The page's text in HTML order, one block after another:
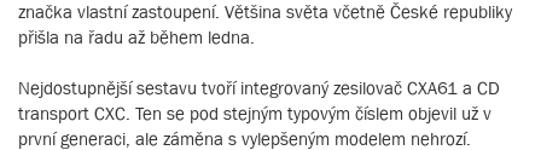
značka vlastní zastoupení. Většina světa včetně České republiky
přišla na řadu až během ledna.
Nejdostupnější sestavu tvoří integrovaný zesilovač CXA61 a CD
transport CXC. Ten se pod stejným typovým číslem objevil už v
první generaci, ale záměna s vylepšeným modelem nehrozí.